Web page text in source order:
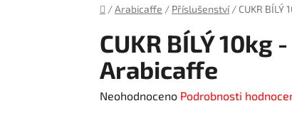
Domů
/Arabicaffe / Příslušenství / CUKR BÍLÝ
CUKR BÍLÝ 10kg -
Arabicaffe
Průměrné
Neohodnoceno Podrobnosti